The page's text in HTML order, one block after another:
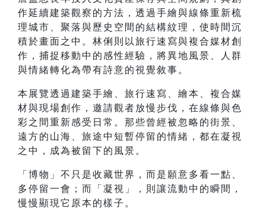
作延續建築觀察的方法，透過手繪與線條重新梳
理城市、聚落與歷史空間的結構紋理，使時間沉
積於畫面之中。林俐則以旅行速寫與複合媒材創
作，捕捉移動中的感性經驗，將異地風景、人群
與情緒轉化為帶有詩意的視覺敘事。
本展覽透過建築手繪、旅行速寫、繪本、複合媒
材與現場創作，邀請觀者放慢步伐，在線條與色
彩之間重新感受日常。那些曾經被忽略的街景、
遠方的山海、旅途中短暫停留的情緒，都在凝視
之中，成為被留下的風景。
「博物」不只是收藏世界，而是願意多看一點、
多停留一會；而「凝視」，則讓流動中的瞬間，
慢慢顯現它原本的樣子。